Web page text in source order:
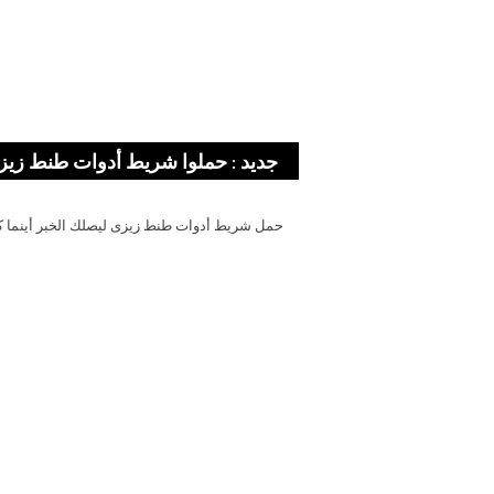
جديد : حملوا شريط أدوات طنط